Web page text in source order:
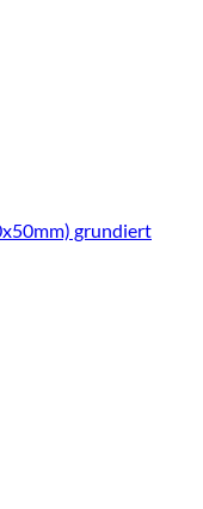
grundiert